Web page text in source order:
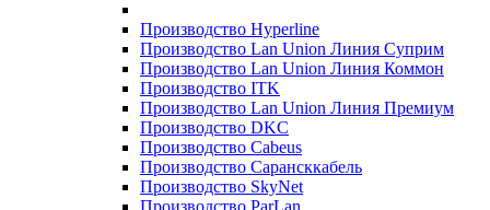
Производство Hyperline
Производство Lan Union Линия Суприм
Производство Lan Union Линия Коммон
Производство ITK
Производство Lan Union Линия Премиум
Производство DKC
Производство Cabeus
Производство Сарансккабель
Производство SkyNet
Производство ParLan